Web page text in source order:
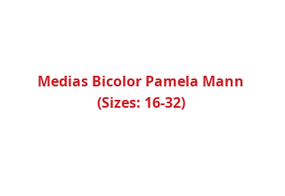
Medias Bicolor Pamela Mann
(Sizes: 16-32)